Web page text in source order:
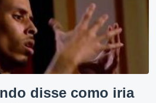
disse como iria